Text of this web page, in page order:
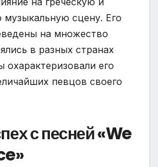
сцену. Его
на множество
в разных странах
охарактеризовали его
певцов своего
с песней «We